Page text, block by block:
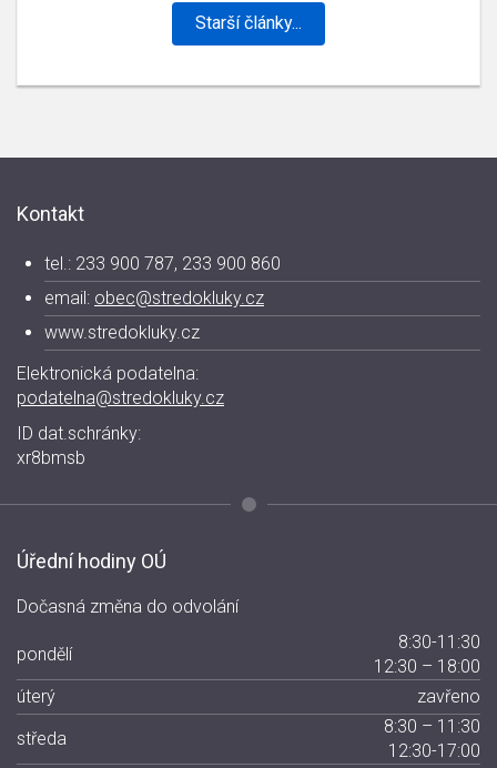
Starší články...
Kontakt
tel.: 233 900 787, 233 900 860
email: obec@stredokluky.cz
www.stredokluky.cz
Elektronická podatelna:
podatelna@stredokluky.cz
ID dat.schránky:
xr8bmsb
Úřední hodiny OÚ
Dočasná změna do odvolání
pondělí
8:30-11:30
12:30 – 18:00
úterý
zavřeno
středa
8:30 – 11:30
12:30-17:00